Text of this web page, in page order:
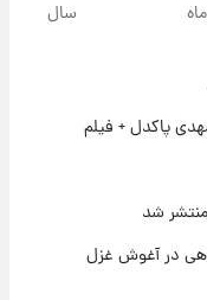
بود؟
با اعداد ویژه
پول ایران» اعلام
ماه سال
پاکدل + فیلم
شد
در آغوش غزل